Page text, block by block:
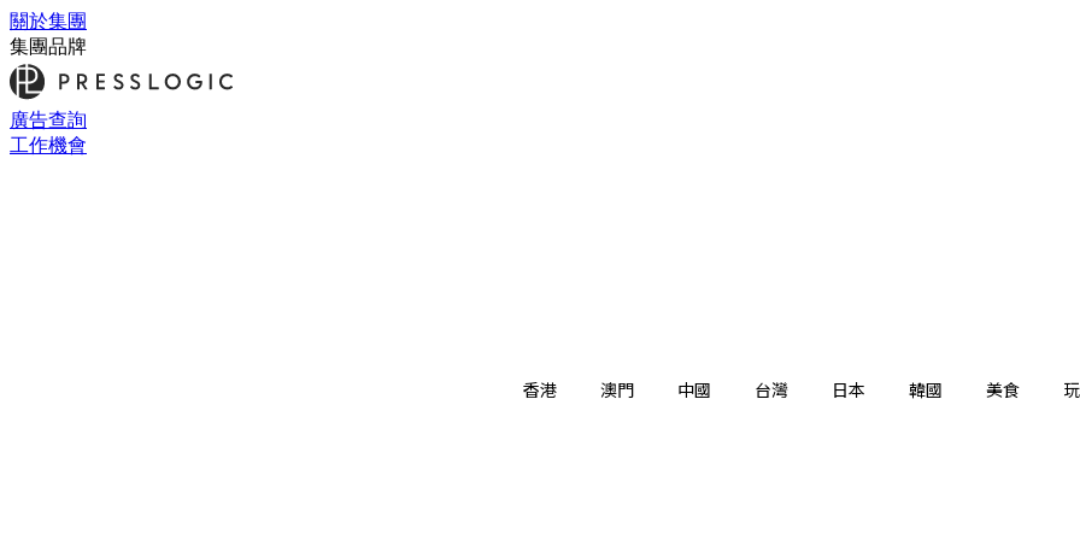
關於集團
集團品牌
廣告查詢
工作機會
香港 澳門 中國 台灣 日本 韓國 美食